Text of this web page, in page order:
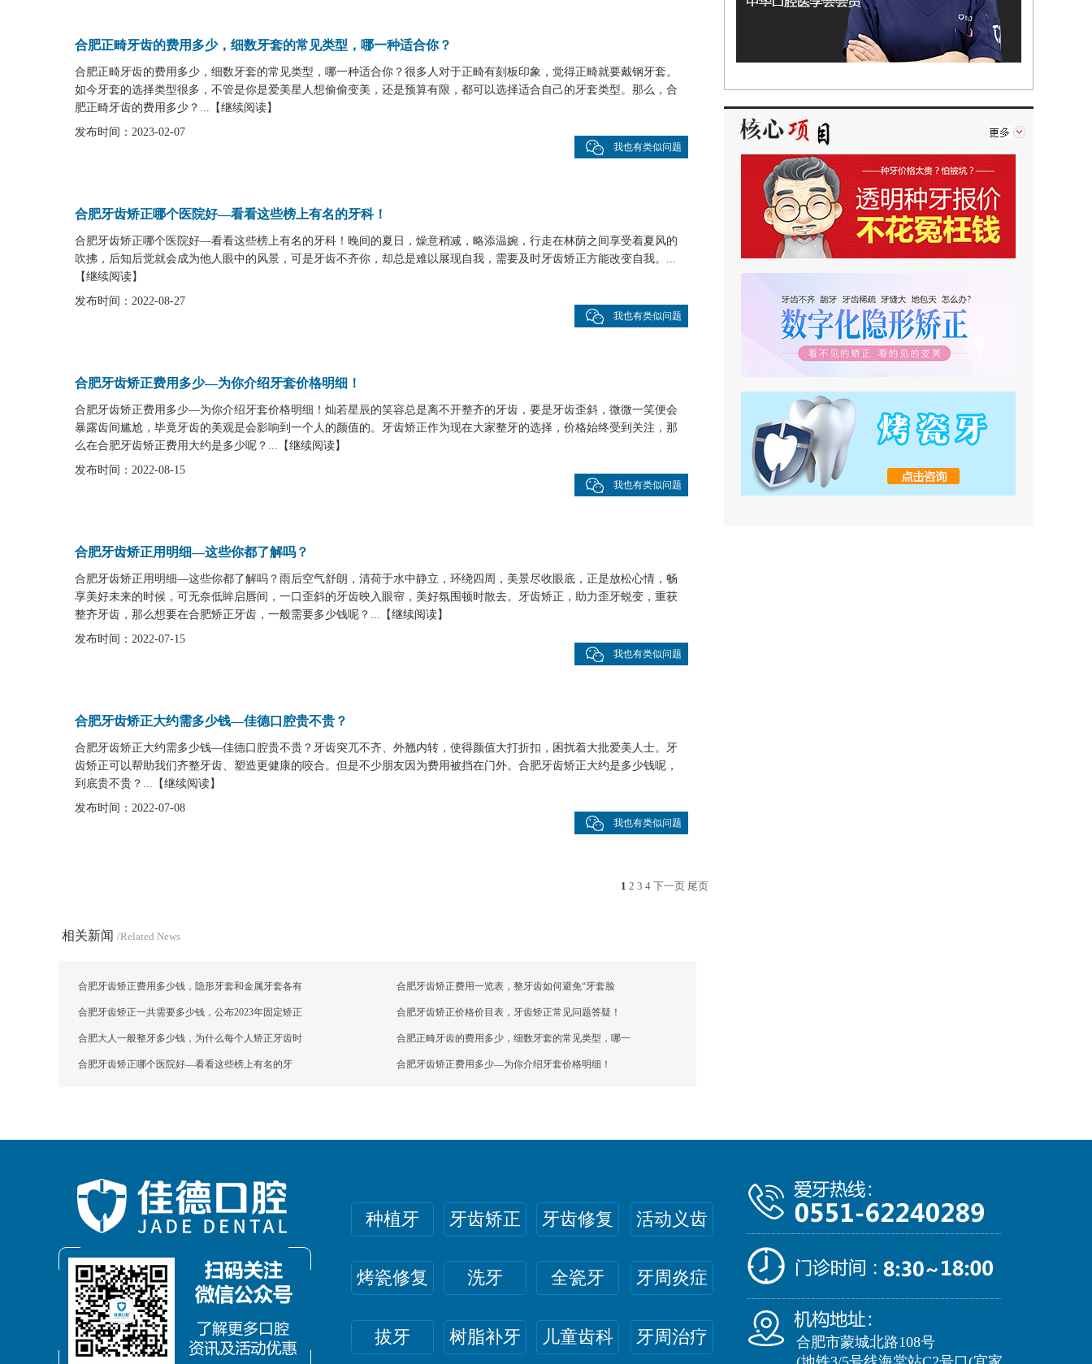
合肥正畸牙齿的费用多少，细数牙套的常见类型，哪一种适合你？
合肥正畸牙齿的费用多少，细数牙套的常见类型，哪一种适合你？很多人对于正畸有刻板印象，觉得正畸就要戴钢牙套。
如今牙套的选择类型很多，不管是你是爱美星人想偷偷变美，还是预算有限，都可以选择适合自己的牙套类型。那么，合
肥正畸牙齿的费用多少？... 【继续阅读】
发布时间：2023-02-07
我也有类似问题
合肥牙齿矫正哪个医院好—看看这些榜上有名的牙科！
合肥牙齿矫正哪个医院好—看看这些榜上有名的牙科！晚间的夏日，燥意稍减，略添温婉，行走在林荫之间享受着夏风的
吹拂，后知后觉就会成为他人眼中的风景，可是牙齿不齐你，却总是难以展现自我，需要及时牙齿矫正方能改变自我。...
【继续阅读】
发布时间：2022-08-27
我也有类似问题
合肥牙齿矫正费用多少—为你介绍牙套价格明细！
合肥牙齿矫正费用多少—为你介绍牙套价格明细！灿若星辰的笑容总是离不开整齐的牙齿，要是牙齿歪斜，微微一笑便会
暴露齿间尴尬，毕竟牙齿的美观是会影响到一个人的颜值的。牙齿矫正作为现在大家整牙的选择，价格始终受到关注，那
么在合肥牙齿矫正费用大约是多少呢？... 【继续阅读】
发布时间：2022-08-15
我也有类似问题
合肥牙齿矫正用明细—这些你都了解吗？
合肥牙齿矫正用明细—这些你都了解吗？雨后空气舒朗，清荷于水中静立，环绕四周，美景尽收眼底，正是放松心情，畅
享美好未来的时候，可无奈低眸启唇间，一口歪斜的牙齿映入眼帘，美好氛围顿时散去。牙齿矫正，助力歪牙蜕变，重获
整齐牙齿，那么想要在合肥矫正牙齿，一般需要多少钱呢？... 【继续阅读】
发布时间：2022-07-15
我也有类似问题
合肥牙齿矫正大约需多少钱—佳德口腔贵不贵？
合肥牙齿矫正大约需多少钱—佳德口腔贵不贵？牙齿突兀不齐、外翘内转，使得颜值大打折扣，困扰着大批爱美人士。牙
齿矫正可以帮助我们齐整牙齿、塑造更健康的咬合。但是不少朋友因为费用被挡在门外。合肥牙齿矫正大约是多少钱呢，
到底贵不贵？... 【继续阅读】
发布时间：2022-07-08
我也有类似问题
1 2 3 4 下一页 尾页
相关新闻 /Related News
合肥牙齿矫正费用多少钱，隐形牙套和金属牙套各有 合肥牙齿矫正费用一览表，整牙齿如何避免“牙套脸
合肥牙齿矫正一共需要多少钱，公布2023年固定矫正 合肥牙齿矫正价格价目表，牙齿矫正常见问题答疑！
合肥大人一般整牙多少钱，为什么每个人矫正牙齿时 合肥正畸牙齿的费用多少，细数牙套的常见类型，哪一
合肥牙齿矫正哪个医院好—看看这些榜上有名的牙 合肥牙齿矫正费用多少—为你介绍牙套价格明细！
种植牙 牙齿矫正 牙齿修复 活动义齿
烤瓷修复 洗牙 全瓷牙 牙周炎症
拔牙 树脂补牙 儿童齿科 牙周治疗
合肥市蒙城北路108号